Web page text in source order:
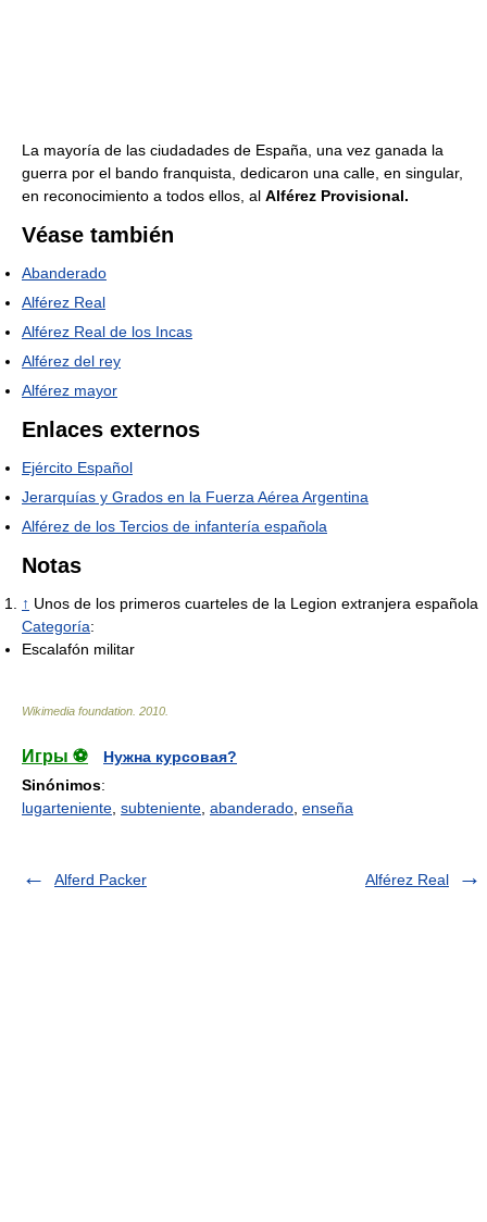
La mayoría de las ciudadades de España, una vez ganada la
guerra por el bando franquista, dedicaron una calle, en singular,
en reconocimiento a todos ellos, al Alférez Provisional.
Véase también
Abanderado
Alférez Real
Alférez Real de los Incas
Alférez del rey
Alférez mayor
Enlaces externos
Ejército Español
Jerarquías y Grados en la Fuerza Aérea Argentina
Alférez de los Tercios de infantería española
Notas
↑ Unos de los primeros cuarteles de la Legion extranjera española
Categoría:
Escalafón militar
Wikimedia foundation 2010
Игры ⚽
Нужна курсовая?
Sinónimos:
lugarteniente, subteniente, abanderado, enseña
Alferd Packer Alférez Real